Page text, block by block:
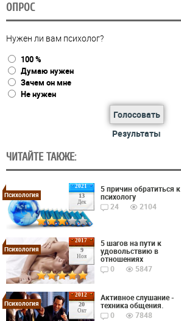
ОПРОС
Нужен ли вам психолог?
100 %
Думаю нужен
Зачем он мне
Не нужен
Голосовать
Результаты
ЧИТАЙТЕ ТАКЖЕ:
2021
13
Дек
Психология
5 причин обратиться к
психологу
24
2104
2017
9
Ноя
Психология
5 шагов на пути к
удовольствию в
отношениях
0
5847
2012
20
Окт
Психология
Активное слушание -
техника общения.
0
7848